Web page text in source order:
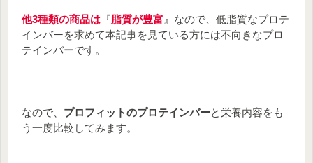
他3種類の商品は 『脂質が豊富 』なので、低脂質なプロテ
インバーを求めて本記事を見ている方には不向きなプロ
テインバーです。
なので、 プロフィットのプロテインバーと栄養内容をも
う一度比較してみます。